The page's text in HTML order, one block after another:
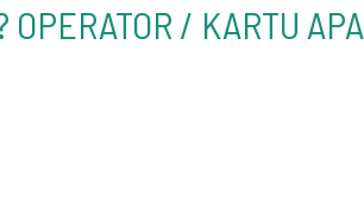
OPERATOR / KARTU APA